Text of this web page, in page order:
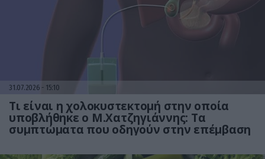
31.07.2026 15:10
Τι είναι η χολοκυστεκτομή στην οποία
υποβλήθηκε ο Μ.Χατζηγιάννης: Tα
συμπτώματα που οδηγούν στην επέμβαση